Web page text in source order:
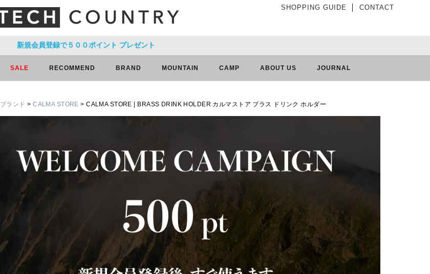
SHOPPING GUIDE CONTACT
新規会員登録で５００ポイント プレゼント
SALE RECOMMEND BRAND MOUNTAIN CAMP ABOUT US JOURNAL
ブランド CALMA STORE CALMA STORE | BRASS DRINK HOLDER カルマストア ブラス ドリンク ホルダー